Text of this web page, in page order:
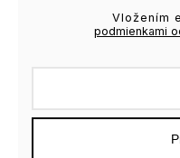
Vložením
podmienkami